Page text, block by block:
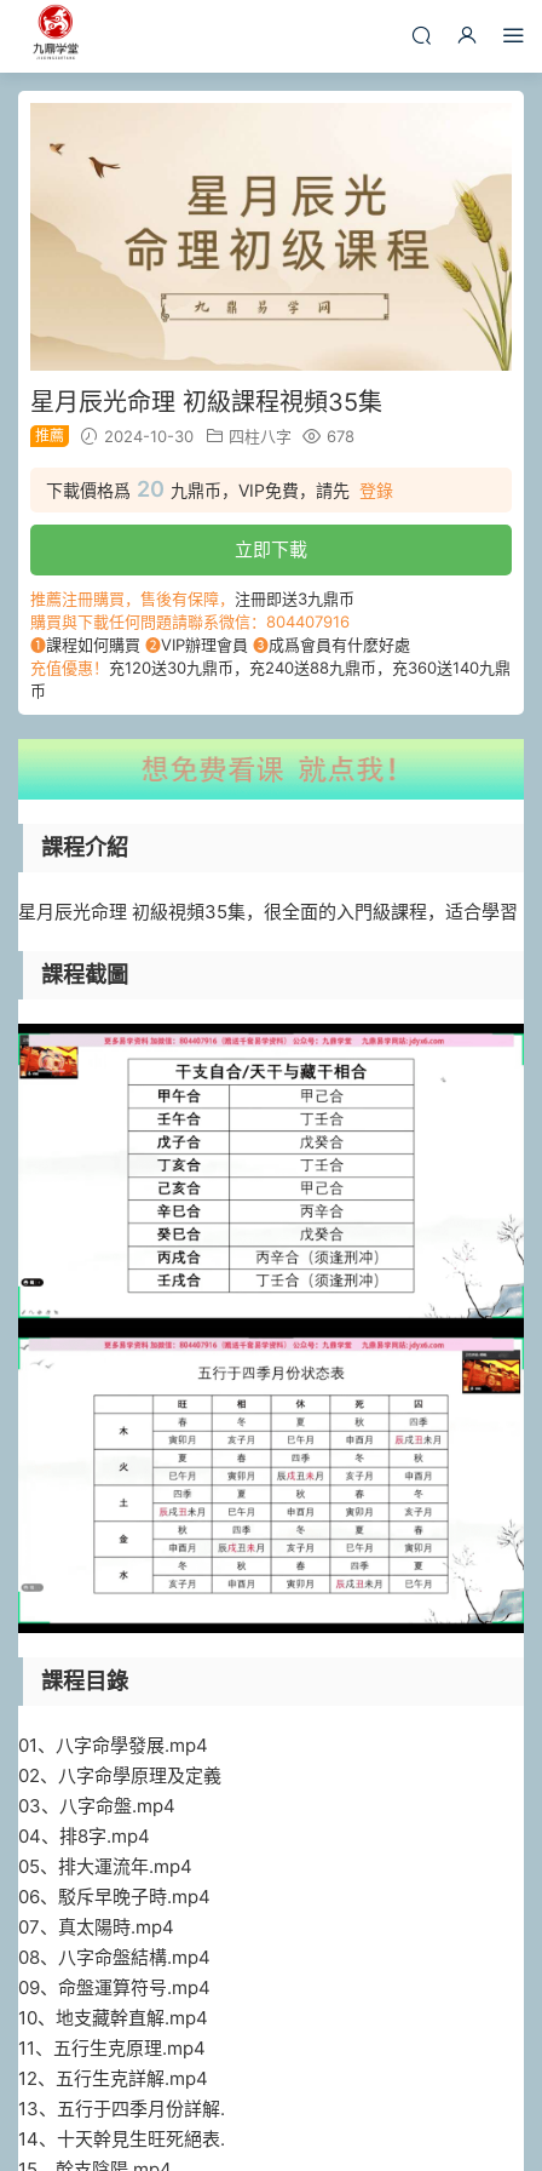
星月辰光命理 初級課程視頻35集
推薦 2024-10-30 四柱八字 678
下載價格爲 20 九鼎币，VIP免費，請先 登錄
立即下載
推薦注冊購買，售後有保障， 注冊即送3九鼎币
購買與下載任何問題請聯系微信：804407916
❶課程如何購買 ❷VIP辦理會員 ❸成爲會員有什麽好處
充值優惠！ 充120送30九鼎币，充240送88九鼎币，充360送140九鼎
币
課程介紹
星月辰光命理 初級視頻35集，很全面的入門級課程，适合學習
課程截圖
課程目錄
01、八字命‮發學‬展.mp4
02、八字命學‮理原‬及定義
03、八字命盤.mp4
04、排8字.mp4
05、排大‮流運‬年.mp4
06、駁斥早‮子晚‬時.mp4
07、真‮陽太‬時.mp4
08、八‮命字‬盤結構.mp4
09、命盤運‮符算‬号.mp4
10、地支藏幹直解.mp4
11、五行生‮原克‬理.mp4
12、五行生克詳解.mp4
13、五行于‮季四‬月份詳解.
14、十天幹‮生見‬旺死絕表.